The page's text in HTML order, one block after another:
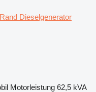
Dieselgenerator
Motorleistung 62,5 kVA